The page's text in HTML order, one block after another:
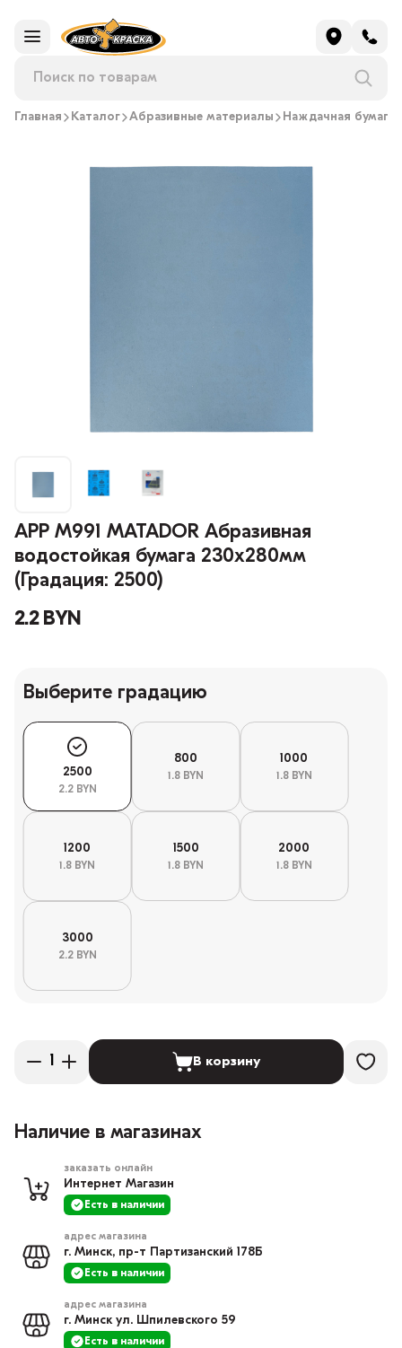
Главная Каталог Абразивные материалы Наждачная бумага
APP M991 MATADOR Абразивная
водостойкая бумага 230x280мм
(Градация: 2500)
2.2 BYN
Выберите градацию
2500
2.2 BYN
800
1.8 BYN
1000
1.8 BYN
1200
1.8 BYN
1500
1.8 BYN
2000
1.8 BYN
3000
2.2 BYN
В корзину
Наличие в магазинах
заказать онлайн
Интернет Магазин
Есть в наличии
адрес магазина
г. Минск, пр-т Партизанский 178Б
Есть в наличии
адрес магазина
г. Минск ул. Шпилевского 59
Есть в наличии